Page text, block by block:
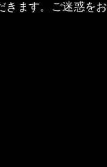
ます。ご迷惑を